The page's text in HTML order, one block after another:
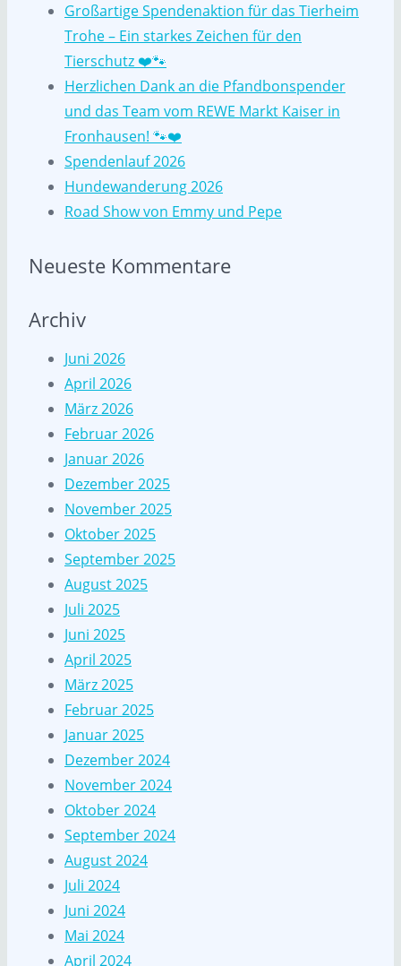
Großartige Spendenaktion für das Tierheim
Trohe – Ein starkes Zeichen für den
Tierschutz ❤️🐾
Herzlichen Dank an die Pfandbonspender
und das Team vom REWE Markt Kaiser in
Fronhausen! 🐾❤️
Spendenlauf 2026
Hundewanderung 2026
Road Show von Emmy und Pepe
Neueste Kommentare
Archiv
Juni 2026
April 2026
März 2026
Februar 2026
Januar 2026
Dezember 2025
November 2025
Oktober 2025
September 2025
August 2025
Juli 2025
Juni 2025
April 2025
März 2025
Februar 2025
Januar 2025
Dezember 2024
November 2024
Oktober 2024
September 2024
August 2024
Juli 2024
Juni 2024
Mai 2024
April 2024